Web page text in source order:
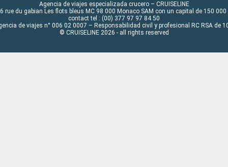
Agencia de viajes especializada crucero – CRUISELINE
rue du gabian Les flots bleus MC 98 000 Monaco SAM con un capital de 150 000
contact tel : (00) 377 97 97 84 50
de viajes n° 006 02 0007 – Responsabilidad civil y profesional RC RSA de
© CRUISELINE 2026 - all rights reserved